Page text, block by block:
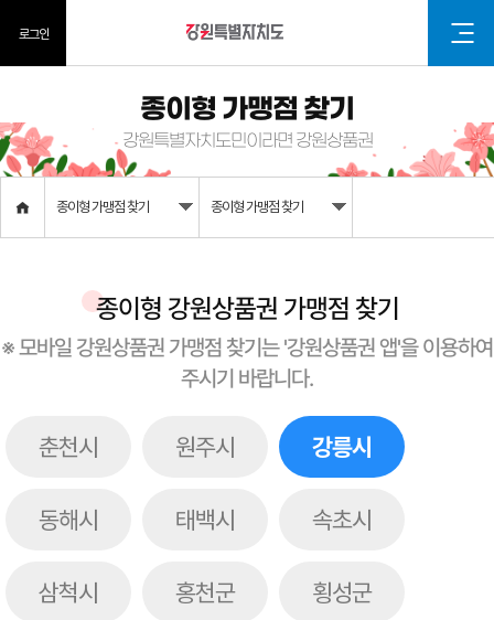
로그인
종이형 가맹점 찾기
강원특별자치도민이라면 강원상품권
종이형 가맹점 찾기 종이형 가맹점 찾기
종이형 강원상품권 가맹점 찾기
※ 모바일 강원상품권 가맹점 찾기는 '강원상품권 앱'을 이용하여
주시기 바랍니다.
춘천시 원주시 강릉시
동해시 태백시 속초시
삼척시 홍천군 횡성군